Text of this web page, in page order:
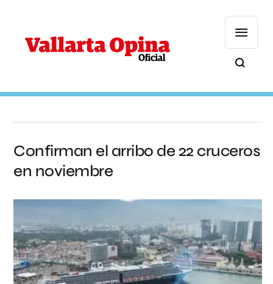
Confirman el arribo de 22 cruceros
en noviembre